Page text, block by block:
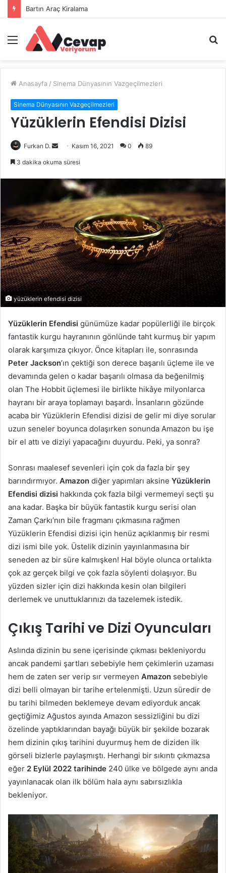
Bartın Araç Kiralama
Menü
...
Anasayfa / Sinema Dünyasının Vazgeçilmezleri
Sinema Dünyasının Vazgeçilmezleri
Yüzüklerin Efendisi Dizisi
Furkan D.
Bir
göndermek
Kasım 16, 2021 0 89
3 dakika okuma süresi
yüzüklerin efendisi dizisi
Yüzüklerin Efendisi günümüze kadar popülerliği ile birçok
fantastik kurgu hayranının gönlünde taht kurmuş bir yapım
olarak karşımıza çıkıyor. Önce kitapları ile, sonrasında
Peter Jackson’ın çektiği son derece başarılı üçleme ile ve
devamında gelen o kadar başarılı olmasa da beğenilmiş
olan The Hobbit üçlemesi ile birlikte hikâye milyonlarca
hayranı bir araya toplamayı başardı. İnsanların gözünde
acaba bir Yüzüklerin Efendisi dizisi de gelir mi diye sorular
uzun seneler boyunca dolaşırken sonunda Amazon bu işe
bir el attı ve diziyi yapacağını duyurdu. Peki, ya sonra?
Sonrası maalesef sevenleri için çok da fazla bir şey
barındırmıyor. Amazon diğer yapımları aksine Yüzüklerin
Efendisi dizisi hakkında çok fazla bilgi vermemeyi seçti şu
ana kadar. Başka bir büyük fantastik kurgu serisi olan
Zaman Çarkı’nın bile fragmanı çıkmasına rağmen
Yüzüklerin Efendisi dizisi için henüz açıklanmış bir resmi
dizi ismi bile yok. Üstelik dizinin yayınlanmasına bir
seneden az bir süre kalmışken! Hal böyle olunca ortalıkta
çok az gerçek bilgi ve çok fazla söylenti dolaşıyor. Bu
yüzden sizler için dizi hakkında kesin olan bilgileri
derlemek ve unuttuklarınızı da tazelemek istedik.
Çıkış Tarihi ve Dizi Oyuncuları
Aslında dizinin bu sene içerisinde çıkması bekleniyordu
ancak pandemi şartları sebebiyle hem çekimlerin uzaması
hem de zaten ser verip sır vermeyen Amazon sebebiyle
dizi belli olmayan bir tarihe ertelenmişti. Uzun süredir de
bu tarihi bilmeden beklemeye devam ediyorduk ancak
geçtiğimiz Ağustos ayında Amazon sessizliğini bu dizi
özelinde yaptıklarından bayağı büyük bir şekilde bozarak
hem dizinin çıkış tarihini duyurmuş hem de diziden ilk
görseli bizlerle paylaşmıştı. Herhangi bir sıkıntı çıkmazsa
eğer 2 Eylül 2022 tarihinde 240 ülke ve bölgede aynı anda
yayınlanacak olan ilk bölüm hala aynı sabırsızlıkla
bekleniyor.